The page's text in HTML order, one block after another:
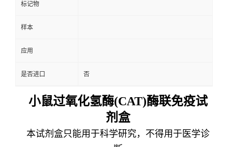
标记物
样本
应用
是否进口 否
小鼠过氧化氢酶(CAT)酶联免疫试
剂盒
本试剂盒只能用于科学研究，不得用于医学诊